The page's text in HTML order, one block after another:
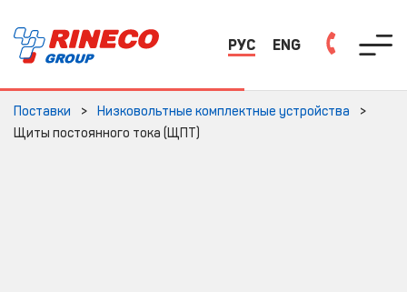
РУС ENG
Поставки
Низковольтные комплектные устройства
Щиты постоянного тока (ЩПТ)